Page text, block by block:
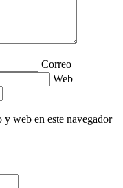
Correo
Web
web en este navegador